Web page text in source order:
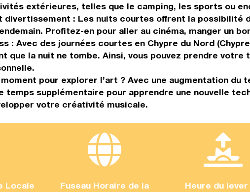
extérieures, telles que le camping, les sports ou
divertissement : Les nuits courtes offrent la
Profitez-en pour aller au cinéma, manger un
: Avec des journées courtes en Chypre du Nord
que la nuit ne tombe. Ainsi, vous pouvez prendre
pour explorer l’art ? Avec une augmentation
temps supplémentaire pour apprendre une nouvelle
votre créativité musicale.
Locale
Fuseau Horaire de la
Heure du lever